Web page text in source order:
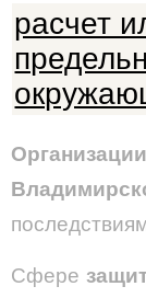
расчет
Сфере